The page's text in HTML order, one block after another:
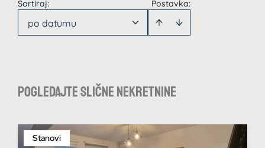
Postavka:
Sortiraj:
po datumu
Pogledajte slične nekretnine
Stanovi